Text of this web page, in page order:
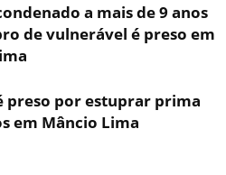
a mais de 9 anos
de vulnerável é preso em
preso por estuprar prima
em Mâncio Lima